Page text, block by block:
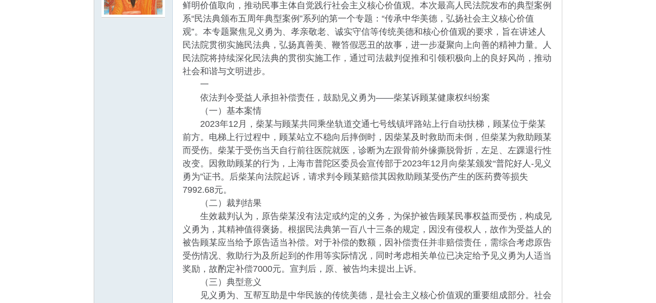
鲜明价值取向，推动民事主体自觉践行社会主义核心价值观。本次最高人民法院发布的典型案例
系“民法典颁布五周年典型案例”系列的第一个专题：“传承中华美德，弘扬社会主义核心价值
观”。本专题聚焦见义勇为、孝亲敬老、诚实守信等传统美德和核心价值观的要求，旨在讲述人
民法院贯彻实施民法典，弘扬真善美、鞭笞假恶丑的故事，进一步凝聚向上向善的精神力量。人
民法院将持续深化民法典的贯彻实施工作，通过司法裁判促推和引领积极向上的良好风尚，推动
社会和谐与文明进步。
一
依法判令受益人承担补偿责任，鼓励见义勇为——柴某诉顾某健康权纠纷案
（一）基本案情
2023年12月，柴某与顾某共同乘坐轨道交通七号线镇坪路站上行自动扶梯，顾某位于柴某
前方。电梯上行过程中，顾某站立不稳向后摔倒时，因柴某及时救助而未倒，但柴某为救助顾某
而受伤。柴某于受伤当天自行前往医院就医，诊断为左跟骨前外缘撕脱骨折，左足、左踝退行性
改变。因救助顾某的行为，上海市普陀区委员会宣传部于2023年12月向柴某颁发“普陀好人-见义
勇为”证书。后柴某向法院起诉，请求判令顾某赔偿其因救助顾某受伤产生的医药费等损失
7992.68元。
（二）裁判结果
生效裁判认为，原告柴某没有法定或约定的义务，为保护被告顾某民事权益而受伤，构成见
义勇为，其精神值得褒扬。根据民法典第一百八十三条的规定，因没有侵权人，故作为受益人的
被告顾某应当给予原告适当补偿。对于补偿的数额，因补偿责任并非赔偿责任，需综合考虑原告
受伤情况、救助行为及所起到的作用等实际情况，同时考虑相关单位已决定给予见义勇为人适当
奖励，故酌定补偿7000元。宣判后，原、被告均未提出上诉。
（三）典型意义
见义勇为、互帮互助是中华民族的传统美德，是社会主义核心价值观的重要组成部分。社会